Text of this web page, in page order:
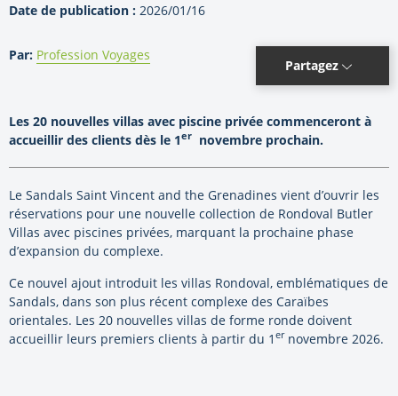
Date de publication : 2026/01/16
Par: Profession Voyages
Partagez
Les 20 nouvelles villas avec piscine privée commenceront à
accueillir des clients dès le 1er novembre prochain.
Le Sandals Saint Vincent and the Grenadines vient d’ouvrir les
réservations pour une nouvelle collection de Rondoval Butler
Villas avec piscines privées, marquant la prochaine phase
d’expansion du complexe.
Ce nouvel ajout introduit les villas Rondoval, emblématiques de
Sandals, dans son plus récent complexe des Caraïbes
orientales. Les 20 nouvelles villas de forme ronde doivent
accueillir leurs premiers clients à partir du 1 ernovembre 2026.